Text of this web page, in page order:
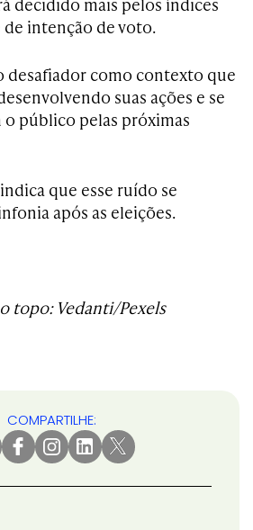
intenção de voto.
desafiador como contexto que
suas ações e se
público pelas próximas
que esse ruído se
após as eleições.
topo: Vedanti/Pexels
COMPARTILHE: